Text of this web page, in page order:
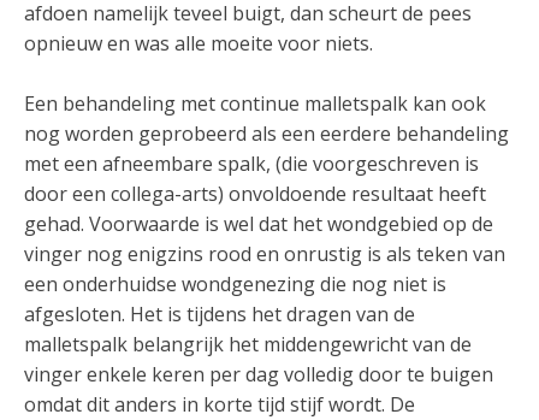
afdoen namelijk teveel buigt, dan scheurt de pees
opnieuw en was alle moeite voor niets.
Een behandeling met continue malletspalk kan ook
nog worden geprobeerd als een eerdere behandeling
met een afneembare spalk, (die voorgeschreven is
door een collega-arts) onvoldoende resultaat heeft
gehad. Voorwaarde is wel dat het wondgebied op de
vinger nog enigzins rood en onrustig is als teken van
een onderhuidse wondgenezing die nog niet is
afgesloten. Het is tijdens het dragen van de
malletspalk belangrijk het middengewricht van de
vinger enkele keren per dag volledig door te buigen
omdat dit anders in korte tijd stijf wordt. De